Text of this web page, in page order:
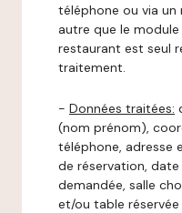
téléphone ou via
autre que le
restaurant est seul
traitement.
- Données traitées:
(nom prénom),
téléphone, adresse
de réservation,
demandée, salle
et/ou table